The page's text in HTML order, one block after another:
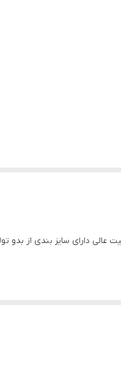
عالی دارای سایز بندی از